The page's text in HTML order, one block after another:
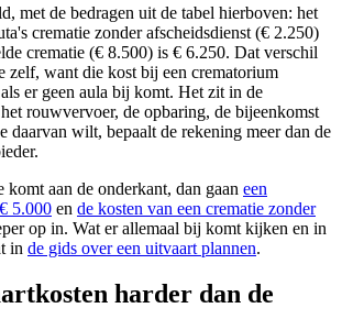
met de bedragen uit de tabel hierboven: het
crematie zonder afscheidsdienst (€ 2.250)
crematie (€ 8.500) is € 6.250. Dat verschil
zelf, want die kost bij een crematorium
er geen aula bij komt. Het zit in de
rouwvervoer, de opbaring, de bijeenkomst
daarvan wilt, bepaalt de rekening meer dan de
aan de onderkant, dan gaan een
5.000 en de kosten van een crematie zonder
op in. Wat er allemaal bij komt kijken en in
in de gids over een uitvaart plannen.
harder dan de